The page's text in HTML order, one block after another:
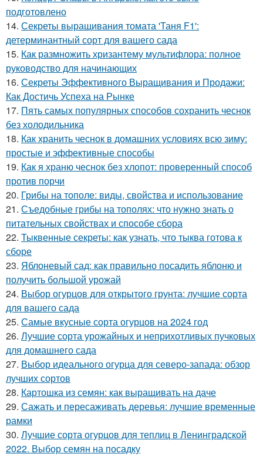
подготовлено
14. Секреты выращивания томата 'Таня F1':
детерминантный сорт для вашего сада
15. Как размножить хризантему мультифлора: полное
руководство для начинающих
16. Секреты Эффективного Выращивания и Продажи:
Как Достичь Успеха на Рынке
17. Пять самых популярных способов сохранить чеснок
без холодильника
18. Как хранить чеснок в домашних условиях всю зиму:
простые и эффективные способы
19. Как я храню чеснок без хлопот: проверенный способ
против порчи
20. Грибы на тополе: виды, свойства и использование
21. Съедобные грибы на тополях: что нужно знать о
питательных свойствах и способе сбора
22. Тыквенные секреты: как узнать, что тыква готова к
сборе
23. Яблоневый сад: как правильно посадить яблоню и
получить большой урожай
24. Выбор огурцов для открытого грунта: лучшие сорта
для вашего сада
25. Самые вкусные сорта огурцов на 2024 год
26. Лучшие сорта урожайных и неприхотливых пучковых
для домашнего сада
27. Выбор идеального огурца для северо-запада: обзор
лучших сортов
28. Картошка из семян: как выращивать на даче
29. Сажать и пересаживать деревья: лучшие временные
рамки
30. Лучшие сорта огурцов для теплиц в Ленинградской
2022. Выбор семян на посадку